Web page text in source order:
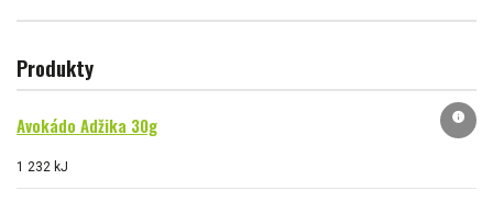
Produkty
Avokádo Adžika 30g
1 232 kJ
info